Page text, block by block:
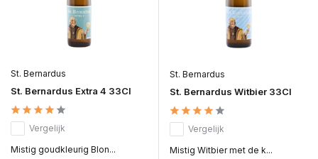
St. Bernardus
St. Bernardus Extra 4 33Cl
Vergelijk
Mistig goudkleurig Blon...
St. Bernardus
St. Bernardus Witbier 33Cl
Vergelijk
Mistig Witbier met de k...